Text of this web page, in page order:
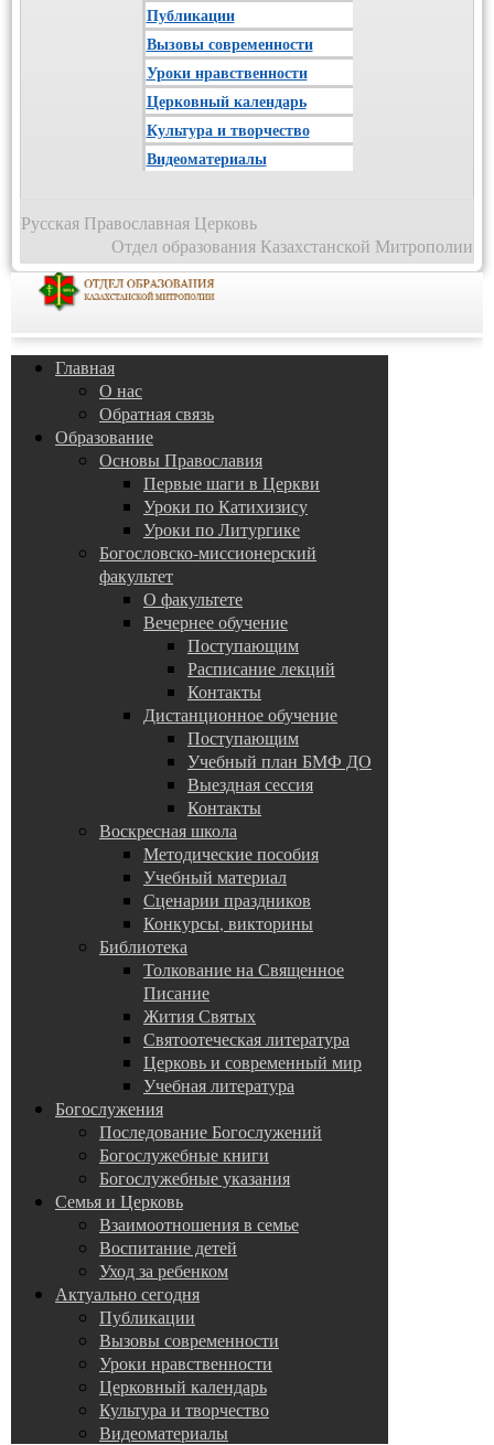
Публикации
Вызовы современности
Уроки нравственности
Церковный календарь
Культура и творчество
Видеоматериалы
Русская Православная Церковь
Отдел образования Казахстанской Митрополии
Главная
О нас
Обратная связь
Образование
Основы Православия
Первые шаги в Церкви
Уроки по Катихизису
Уроки по Литургике
Богословско-миссионерский
факультет
О факультете
Вечернее обучение
Поступающим
Расписание лекций
Контакты
Дистанционное обучение
Поступающим
Учебный план БМФ ДО
Выездная сессия
Контакты
Воскресная школа
Методические пособия
Учебный материал
Сценарии праздников
Конкурсы, викторины
Библиотека
Толкование на Священное
Писание
Жития Святых
Святоотеческая литература
Церковь и современный мир
Учебная литература
Богослужения
Последование Богослужений
Богослужебные книги
Богослужебные указания
Семья и Церковь
Взаимоотношения в семье
Воспитание детей
Уход за ребенком
Актуально сегодня
Публикации
Вызовы современности
Уроки нравственности
Церковный календарь
Культура и творчество
Видеоматериалы